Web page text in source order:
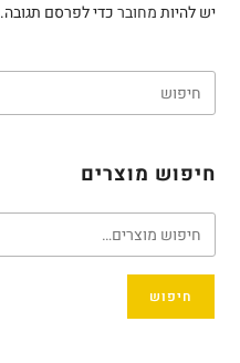
יש להיותמחוברכדי לפרסם תגובה.
חיפוש מוצרים
חיפוש